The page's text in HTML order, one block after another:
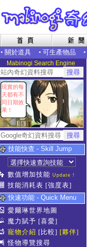
• 關於道具 • 可生產物品 •
Mabinogi Search Engine
現實的每
天都有不
同日期效
果！
技能快查 - Skill Jump
數值增加技能 Update !
技能消耗表 [強度表]
快速功能 - Quick Menu
愛爾琳世界地圖
魔力賦予 [喜愛]
寵物介紹 [比較] [夥伴]
怪物導覽搜尋